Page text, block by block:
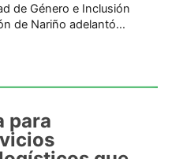
de Género e Inclusión
de Nariño adelantó…
para